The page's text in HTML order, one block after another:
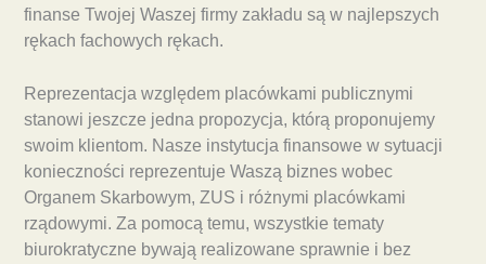
finanse Twojej Waszej firmy zakładu są w najlepszych
rękach fachowych rękach.
Reprezentacja względem placówkami publicznymi
stanowi jeszcze jedna propozycja, którą proponujemy
swoim klientom. Nasze instytucja finansowe w sytuacji
konieczności reprezentuje Waszą biznes wobec
Organem Skarbowym, ZUS i różnymi placówkami
rządowymi. Za pomocą temu, wszystkie tematy
biurokratyczne bywają realizowane sprawnie i bez